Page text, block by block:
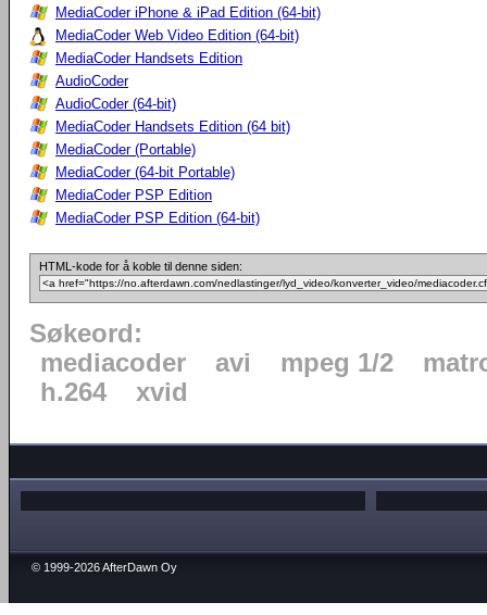
MediaCoder iPhone & iPad Edition (64-bit)
MediaCoder Web Video Edition (64-bit)
MediaCoder Handsets Edition
AudioCoder
AudioCoder (64-bit)
MediaCoder Handsets Edition (64 bit)
MediaCoder (Portable)
MediaCoder (64-bit Portable)
MediaCoder PSP Edition
MediaCoder PSP Edition (64-bit)
HTML-kode for å koble til denne siden:
Søkeord:
mediacoder
avi mpeg 1/2
h.264
xvid
© 1999-2026 AfterDawn Oy